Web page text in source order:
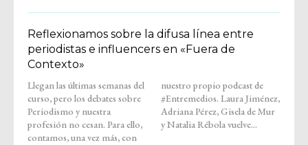
Reflexionamos sobre la difusa línea entre
periodistas e influencers en «Fuera de
Contexto»
Llegan las últimas semanas del
curso, pero los debates sobre
Periodismo y nuestra
profesión no cesan. Para ello,
contamos, una vez más, con
nuestro propio podcast de
#Entremedios. Laura Jiménez,
Adriana Pérez, Gisela de Mur
y Natalia Rébola vuelve...